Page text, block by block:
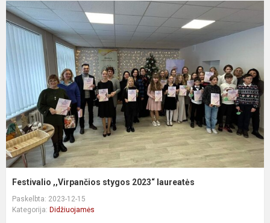
Festivalio ,,Virpančios stygos 2023“ laureatės
Paskelbta: 2023-12-15
Kategorija: Didžiuojamės